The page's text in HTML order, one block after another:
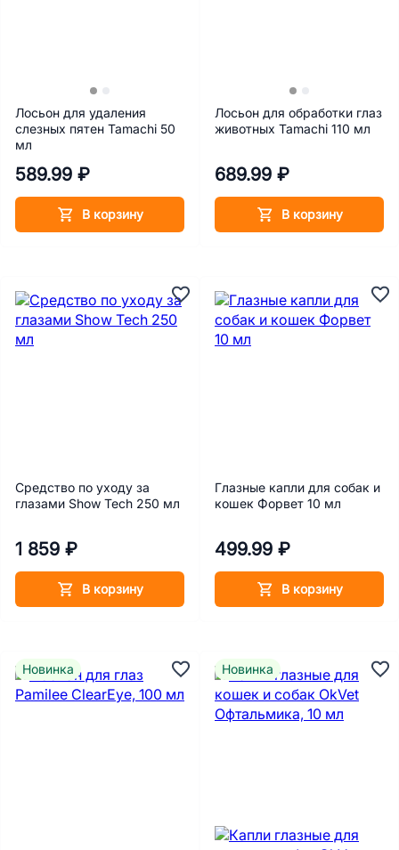
Лосьон для удаления
слезных пятен Tamachi 50
мл
589.99 ₽
В корзину
Лосьон для обработки глаз
животных Tamachi 110 мл
689.99 ₽
В корзину
Средство по уходу за
глазами Show Tech 250 мл
1 859 ₽
В корзину
Глазные капли для собак и
кошек Форвет 10 мл
499.99 ₽
В корзину
Новинка Новинка